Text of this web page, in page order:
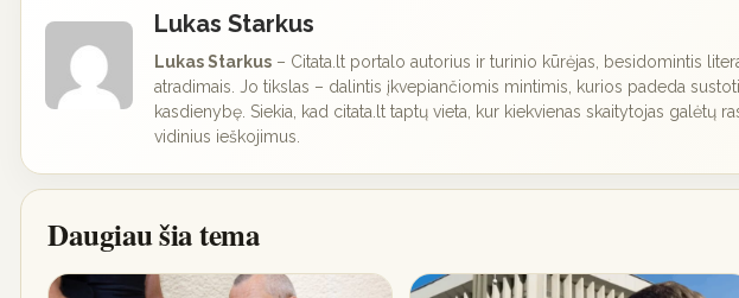
Lukas Starkus
Lukas Starkus – Citata.lt portalo autorius ir turinio kūrėjas, besidomintis
atradimais. Jo tikslas – dalintis įkvepiančiomis mintimis, kurios padeda
kasdienybę. Siekia, kad citata.lt taptų vieta, kur kiekvienas skaitytojas galėtų
vidinius ieškojimus.
Daugiau šia tema